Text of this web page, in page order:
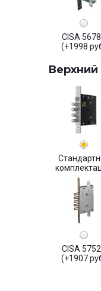
CISA
(+1998
Верхний
CISA
(+1907